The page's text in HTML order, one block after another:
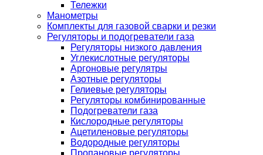
Тележки
Манометры
Комплекты для газовой сварки и резки
Регуляторы и подогреватели газа
Регуляторы низкого давления
Углекислотные регуляторы
Аргоновые регулятры
Азотные регуляторы
Гелиевые регуляторы
Регуляторы комбинированные
Подогреватели газа
Кислородные регуляторы
Ацетиленовые регуляторы
Водородные регуляторы
Пропановые регуляторы